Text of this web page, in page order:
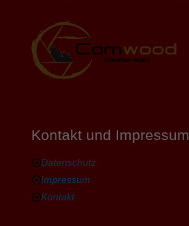
Kontakt und Impressum
Datenschutz
Impressum
Kontakt